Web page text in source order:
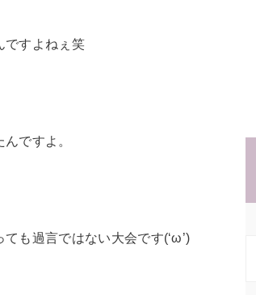
ですよねぇ笑
ですよ。
も過言ではない大会です(‘ω’)